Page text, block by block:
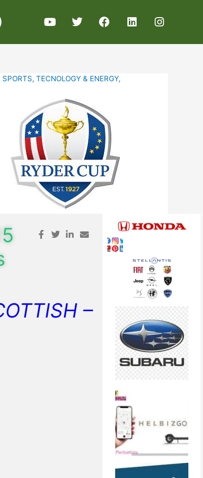
SPORTS, TECNOLOGY & ENERGY,
–